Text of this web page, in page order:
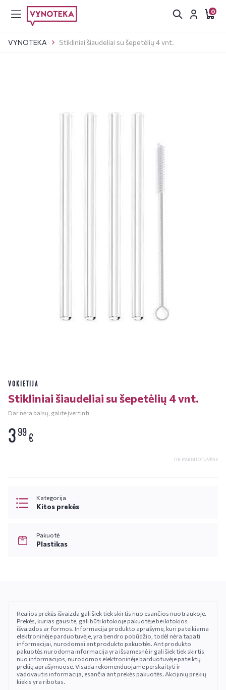
0
VYNOTEKA Stikliniai šiaudeliai su šepetėlių 4 vnt.
VOKIETIJA
Stikliniai šiaudeliai su šepetėlių 4 vnt.
Dar nėra balsų, galite įvertinti
399€
TIK PARDUOTUVĖSE
Kategorija
Kitos prekės
Pakuotė
Plastikas
Realios prekės išvaizda gali šiek tiek skirtis nuo esančios nuotraukoje.
Prekės, kurias gausite, gali būti kitokioje pakuotėje bei kitokios
išvaizdos ar formos. Informacija produkto aprašyme, kuri pateikiama
elektroninėje parduotuvėje, yra bendro pobūdžio, todėl nėra tapati
informacijai, nurodomai ant produkto pakuotės. Ant produkto
pakuotės nurodoma informacija yra išsamesnė ir gali šiek tiek skirtis
nuo informacijos, nurodomos elektroninėje parduotuvėje pateiktų
prekių aprašymuose. Visada rekomenduojame perskaityti ir
vadovautis informacija, esančia ant prekės pakuotės. Akcijinių prekių
kiekis yra ribotas.